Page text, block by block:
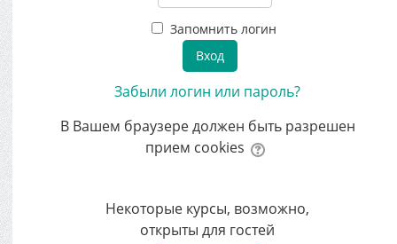
Запомнить логин
Забыли логин или пароль?
В Вашем браузере должен быть разрешен
прием cookies
Некоторые курсы, возможно,
открыты для гостей